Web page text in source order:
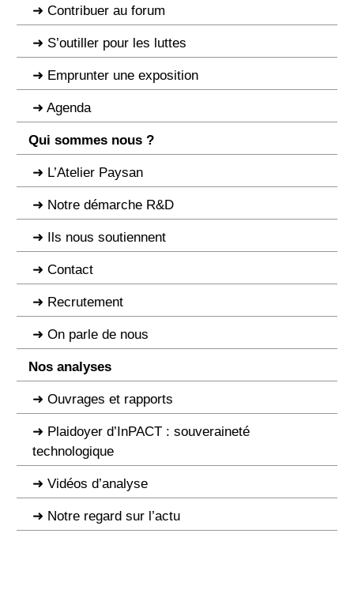
Contribuer au forum
S’outiller pour les luttes
Emprunter une exposition
Agenda
Qui sommes nous ?
L’Atelier Paysan
Notre démarche R&D
Ils nous soutiennent
Contact
Recrutement
On parle de nous
Nos analyses
Ouvrages et rapports
Plaidoyer d’InPACT : souveraineté
technologique
Vidéos d’analyse
Notre regard sur l’actu